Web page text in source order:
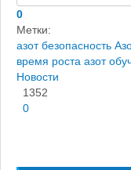
0
Метки:
азот безопасность
время роста азот
Новости
1352
0